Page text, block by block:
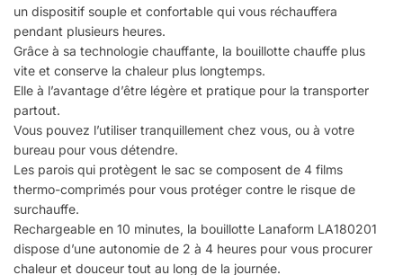
un dispositif souple et confortable qui vous réchauffera
pendant plusieurs heures.
Grâce à sa technologie chauffante, la bouillotte chauffe plus
vite et conserve la chaleur plus longtemps.
Elle à l’avantage d’être légère et pratique pour la transporter
partout.
Vous pouvez l’utiliser tranquillement chez vous, ou à votre
bureau pour vous détendre.
Les parois qui protègent le sac se composent de 4 films
thermo-comprimés pour vous protéger contre le risque de
surchauffe.
Rechargeable en 10 minutes, la bouillotte Lanaform LA180201
dispose d’une autonomie de 2 à 4 heures pour vous procurer
chaleur et douceur tout au long de la journée.